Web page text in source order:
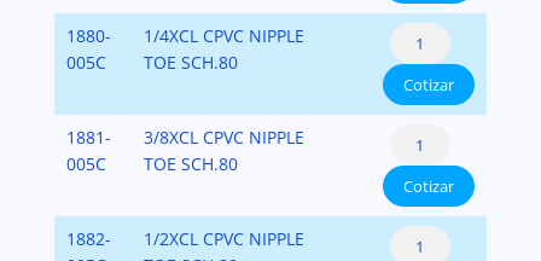
Nipples
CPVC
SCH.80
cantidad
1880-
005C
1/4XCL CPVC NIPPLE
TOE SCH.80
CPVC
Schedule
80
Nipples
CPVC
SCH.80
cantidad
Cotizar
1881-
005C
3/8XCL CPVC NIPPLE
TOE SCH.80
CPVC
Schedule
80
Nipples
CPVC
Cotizar
1882-
1/2XCL CPVC NIPPLE
CPVC